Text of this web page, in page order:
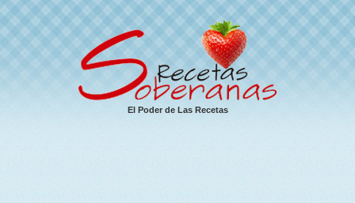
El Poder de Las Recetas